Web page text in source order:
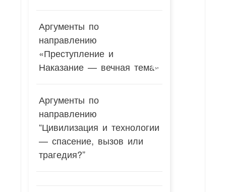
Аргументы по
направлению
«Преступление и
Наказание — вечная тема»
Аргументы по
направлению
“Цивилизация и технологии
— спасение, вызов или
трагедия?”